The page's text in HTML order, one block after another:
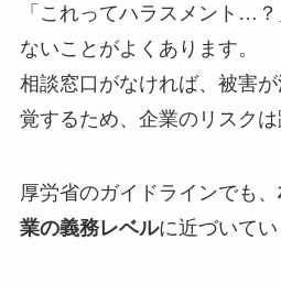
「これってハラスメント…
ないことがよくあります。
相談窓口がなければ、被害
覚するため、企業のリスクは
厚労省のガイドラインでも、
業の義務レベルに近づいてい